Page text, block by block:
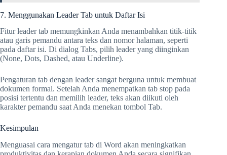
7. Menggunakan Leader Tab untuk Daftar Isi
Fitur leader tab memungkinkan Anda menambahkan titik-titik
atau garis pemandu antara teks dan nomor halaman, seperti
pada daftar isi. Di dialog Tabs, pilih leader yang diinginkan
(None, Dots, Dashed, atau Underline).
Pengaturan tab dengan leader sangat berguna untuk membuat
dokumen formal. Setelah Anda menempatkan tab stop pada
posisi tertentu dan memilih leader, teks akan diikuti oleh
karakter pemandu saat Anda menekan tombol Tab.
Kesimpulan
Menguasai cara mengatur tab di Word akan meningkatkan